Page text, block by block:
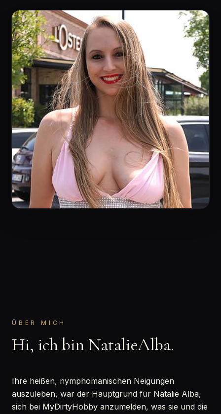
ÜBER MICH
Hi, ich bin NatalieAlba.
Ihre heißen, nymphomanischen Neigungen
auszuleben, war der Hauptgrund für Natalie Alba,
sich bei MyDirtyHobby anzumelden, was sie und die